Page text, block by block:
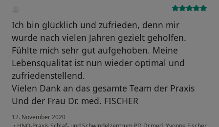
Ich bin glücklich und zufrieden, denn mir
wurde nach vielen Jahren gezielt geholfen.
Fühlte mich sehr gut aufgehoben. Meine
Lebensqualität ist nun wieder optimal und
zufriedenstellend.
Vielen Dank an das gesamte Team der Praxis
Und der Frau Dr. med. FISCHER
12. November 2020